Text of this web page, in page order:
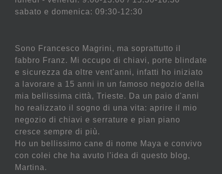
sabato e domenica: 09:30-12:30
Sono Francesco Magrini, ma soprattutto il
fabbro Franz. Mi occupo di chiavi, porte blindate
e sicurezza da oltre vent'anni, infatti ho iniziato
a lavorare a 15 anni in un famoso negozio della
mia bellissima città, Trieste. Da un paio d'anni
ho realizzato il sogno di una vita: aprire il mio
negozio di chiavi e serrature e pian piano
cresce sempre di più.
Ho un bellissimo cane di nome Maya e convivo
con colei che ha avuto l'idea di questo blog,
Martina.